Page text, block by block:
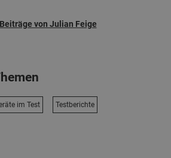
von Julian Feige
im Test Testberichte